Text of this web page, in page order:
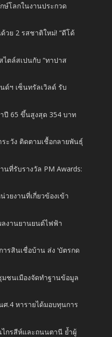
ษ์โลกในงานประกวด
วย 2 รสชาติใหม่! “ดีโด้
ตล์สเปนกับ “ทาปาส
ด์ฯ เซ็นทรัลเวิลด์ รับ
ปี 65 ขึ้นสูงสุด 354 บาท
ระวัง ติดตามเชื้อกลายพันธุ์
ที่รับรางวัล PM Awards:
วยงานที่เกี่ยวข้องเข้า
งานยานยนต์ไฟฟ้า
รสินเชื่อบ้าน ส่ง ‘บัตรกด
ชนเมืองจัดทำฐานข้อมูล
ศ.4 หารายได้มอบทุนการ
กรสีห์และถนนตานี ย้ำผู้